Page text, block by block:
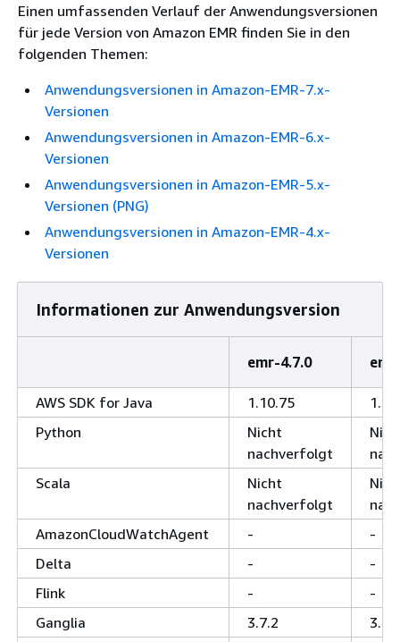
Einen umfassenden Verlauf der Anwendungsversionen
für jede Version von Amazon EMR finden Sie in den
folgenden Themen:
Anwendungsversionen in Amazon-EMR-7.x-
Versionen
Anwendungsversionen in Amazon-EMR-6.x-
Versionen
Anwendungsversionen in Amazon-EMR-5.x-
Versionen (PNG)
Anwendungsversionen in Amazon-EMR-4.x-
Versionen
Informationen zur Anwendungsversion
emr-4.7.0
AWS SDK for Java 1.10.75
Python
Nicht
nachverfolgt
Scala
Nicht
nachverfolgt
AmazonCloudWatchAgent
-
-
Delta
-
-
Flink
-
-
Ganglia
3.7.2
3.7.2